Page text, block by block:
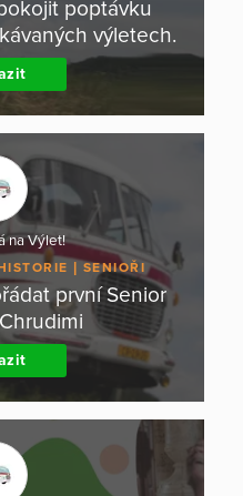
poptávku
výletech.
na Výlet!
SENIOŘI
první Senior